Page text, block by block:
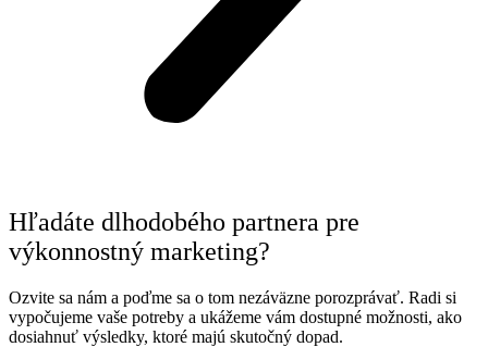
Hľadáte dlhodobého partnera pre
výkonnostný marketing?
Ozvite sa nám a poďme sa o tom nezáväzne porozprávať. Radi si
vypočujeme vaše potreby a ukážeme vám dostupné možnosti, ako
dosiahnuť výsledky, ktoré majú skutočný dopad.